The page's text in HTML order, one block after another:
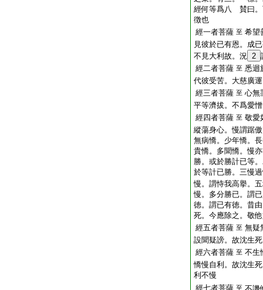
經何等爲八 賛曰。
徴也
經一者菩薩 至 希望
見彼於已有恩。成
不見大利故。況 2
經二者菩薩 至 悉迴
代彼受苦。大慈廣
經三者菩薩 至 心無
平等濟拔。不爲愛
經四者菩薩 至 敬愛
縱蕩身心。慢謂踞
無病憍。少年憍。
貴憍。多聞憍。慢
勝。或於勝計已等
於等計已勝。三慢
慢。謂恃我高擧。
慢。多分勝已。謂
徳。謂已有徳。昔
死。今應除之。敬
經五者菩薩 至 無疑
設聞疑謗。故沈生
經六者菩薩 至 不生
憍慢自利。故沈生
利不慢
經七者菩薩 至